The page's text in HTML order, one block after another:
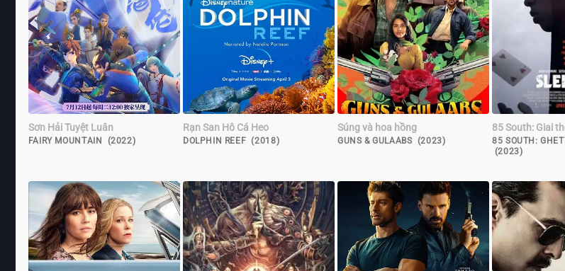
Sơn Hải Tuyệt Luân
FAIRY MOUNTAIN (2022)
Rạn San Hô Cá Heo
DOLPHIN REEF (2018)
Súng và hoa hồng
GUNS & GULAABS (2023)
85 South: Giai
85 SOUTH:
(2023)